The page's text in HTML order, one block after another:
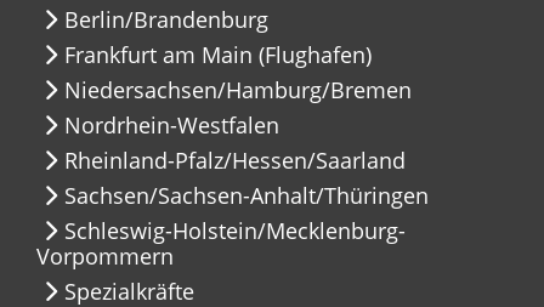
Berlin/Brandenburg
Frankfurt am Main (Flughafen)
Niedersachsen/Hamburg/Bremen
Nordrhein-Westfalen
Rheinland-Pfalz/Hessen/Saarland
Sachsen/Sachsen-Anhalt/Thüringen
Schleswig-Holstein/Mecklenburg-
Vorpommern
Spezialkräfte